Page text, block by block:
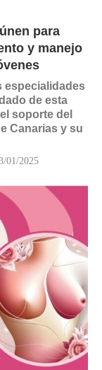
para
y manejo
especialidades
de esta
soporte del
Canarias y su
01/2025